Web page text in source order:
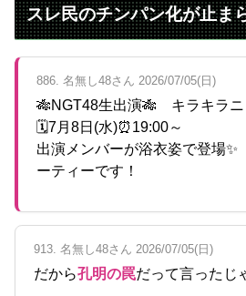
スレ民のチンパン化が止ま
886. 名無し48さん 2026/07/05(日)
🎋NGT48生出演🎋 キラキラニ
🗓7月8日(水)⏰19:00～
出演メンバーが浴衣姿で登場
ーティーです！
913. 名無し48さん 2026/07/05(日)
だから孔明の罠だって言ったじ